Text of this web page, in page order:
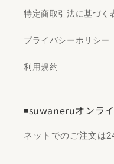
特定商取引法に基づく
プライバシーポリシー
利用規約
◾️suwaneruオンラ
ネットでのご注文は